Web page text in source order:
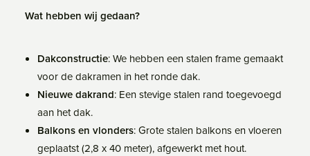
Wat hebben wij gedaan?
Dakconstructie: We hebben een stalen frame gemaakt
voor de dakramen in het ronde dak.
Nieuwe dakrand: Een stevige stalen rand toegevoegd
aan het dak.
Balkons en vlonders: Grote stalen balkons en vloeren
geplaatst (2,8 x 40 meter), afgewerkt met hout.